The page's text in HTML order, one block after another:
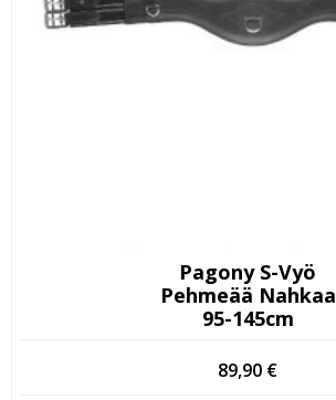
Pagony S-Vyö
Pehmeää Nahkaa
95-145cm
89,90 €